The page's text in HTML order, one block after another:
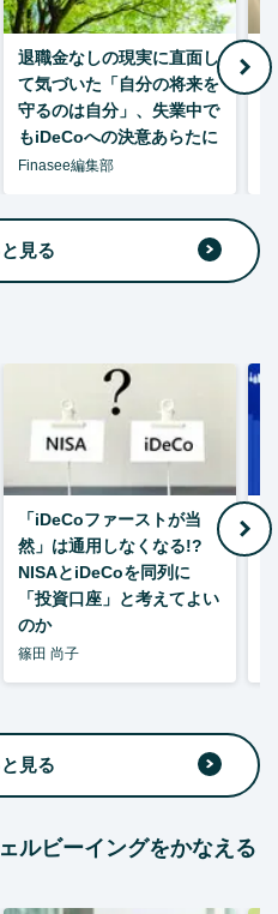
退職金なしの現実に直面し
て気づいた「自分の将来を
守るのは自分」、失業中で
もiDeCoへの決意あらたに
Finasee編集部
見る
「iDeCoファーストが当
然」は通用しなくなる!?
NISAとiDeCoを同列に
「投資口座」と考えてよい
のか
篠田 尚子
見る
ルビーイングをかなえる